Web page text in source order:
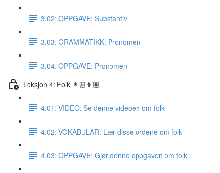
3.02: OPPGAVE: Substantiv
3.03: GRAMMATIKK: Pronomen
3.04: OPPGAVE: Pronomen
Leksjon 4: Folk 👩🏼👨🏽
4.01: VIDEO: Se denne videoen om folk
4.02: VOKABULAR: Lær disse ordene om folk
4.03: OPPGAVE: Gjør denne oppgaven om folk